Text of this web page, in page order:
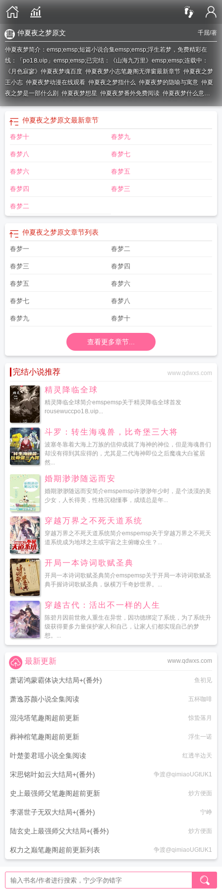
千屈/著
仲夏夜之梦原文
仲夏夜梦简介：emsp;emsp;短篇小说合集emsp;emsp;浮生若梦，免费精彩在
线：「po1⒏υip」emsp;emsp;已完结：《山海九万里》emsp;emsp;连载中：
《月色寂寥》 仲夏夜梦魂百度 仲夏夜梦小志笔趣阁无弹窗最新章节 仲夏夜之梦
王小志 仲夏夜梦动漫在线观看 仲夏夜之梦指什么 仲夏夜梦的隐喻与寓意 仲夏
夜之梦是一部什么剧 仲夏夜梦想星 仲夏夜梦番外免费阅读 仲夏夜梦什么意
思仲夏夜梦动漫版免费观看仲夏夜梦故人仲夏夜梦4集在线观看仲夏夜梦惊
仲夏夜之梦 仲夏夜的梦意思 仲夏夜梦表达了什么情感
蝶 觉时空茫然
思仲夏夜之梦是什么故事 仲夏夜梦小志免费阅读全文
文仲夏夜梦降临 缱绻不知晚仲夏夜梦全文阅读
酣仲夏夜梦王志 仲夏夜梦人物名字英文版仲夏夜梦想家微博
仲夏夜之梦原文最新章节
春梦十 春梦九
春梦八 春梦七
春梦六 春梦五
春梦四 春梦三
春梦二
仲夏夜之梦原文章节列表
春梦一 春梦二
春梦三 春梦四
春梦五 春梦六
春梦七 春梦八
春梦九 春梦十
查看更多章节...
完结小说推荐 www.qdwxs.com
精灵降临全球
精灵降临全球简介emspemsp关于精灵降临全球首发
rousewuccpo1⒏υip...
斗罗：转生海魂兽，比奇堡三大将
波塞冬靠着大海上万族的信仰成就了海神的神位，但是海魂兽们
却没有得到其应得的，尤其是二代海神即位之后魔魂大白鲨居
然...
婚期渺渺随远而安
婚期渺渺随远而安简介emspemsp许渺渺年少时，是个淡漠的美
少女，人长得美，性格沉稳懂事，成绩总是年...
穿越万界之不死天道系统
穿越万界之不死天道系统简介emspemsp关于穿越万界之不死天
道系统成为地球之主或宇宙之主俯瞰众生？...
开局一本诗词歌赋圣典
开局一本诗词歌赋圣典简介emspemsp关于开局一本诗词歌赋圣
典手握诗词歌赋圣典，纵横万千奇妙世界。...
穿越古代：活出不一样的人生
陈碧月因前世救人重生在异世，因功德绑定了系统，为了系统升
级获得要多力量保护家人和自己，让家人们都实现自己的梦
想。...
www.qdwxs.com
最新更新
萧诺鸿蒙霸体诀大结局+(番外) 鱼初见
萧逸苏颜小说全集阅读 五杯咖啡
混沌塔笔趣阁超前更新 惊蛰落月
葬神棺笔趣阁超前更新 浮生一诺
叶楚姜君瑶小说全集阅读 红透半边天
宋思铭叶如云大结局+(番外) 争渡@qimiaoUGtUK1
史上最强师父笔趣阁超前更新 炒方便面
李湛世子无双大结局+(番外) 宁峥
陆玄史上最强师父大结局+(番外) 炒方便面
权力之巅笔趣阁超前更新列表 争渡@qimiaoUGtUK1